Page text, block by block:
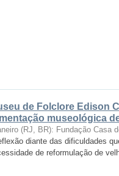
de Folclore Edison
museológica
(RJ, BR): Fundação Casa
diante das dificuldades
de reformulação de